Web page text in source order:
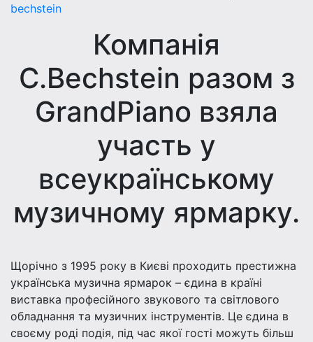
bechstein
Компанія
C.Bechstein разом з
GrandPiano взяла
участь у
всеукраїнському
музичному ярмарку.
Щорічно з 1995 року в Києві проходить престижна
українська музична ярмарок – єдина в країні
виставка професійного звукового та світлового
обладнання та музичних інструментів. Це єдина в
своєму роді подія, під час якої гості можуть більш